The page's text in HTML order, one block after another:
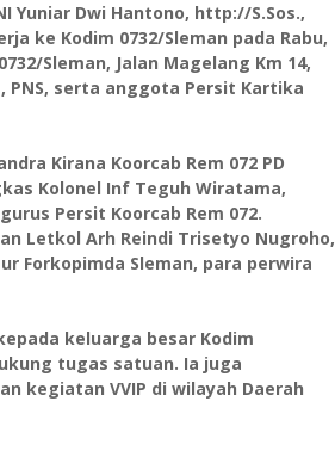
Yuniar Dwi Hantono, http://S.Sos.,
ke Kodim 0732/Sleman pada Rabu,
Sleman, Jalan Magelang Km 14,
PNS, serta anggota Persit Kartika
Kirana Koorcab Rem 072 PD
Kolonel Inf Teguh Wiratama,
Persit Koorcab Rem 072.
Letkol Arh Reindi Trisetyo Nugroho,
Forkopimda Sleman, para perwira
keluarga besar Kodim
tugas satuan. Ia juga
kegiatan VVIP di wilayah Daerah